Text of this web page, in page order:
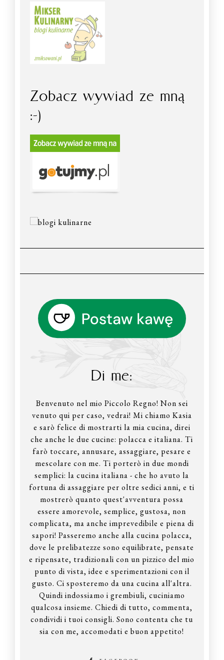
Zobacz wywiad ze mną
:-)
Di me:
Benvenuto nel mio Piccolo Regno! Non sei
venuto qui per caso, vedrai! Mi chiamo Kasia
e sarò felice di mostrarti la mia cucina, direi
che anche le due cucine: polacca e italiana. Ti
farò toccare, annusare, assaggiare, pesare e
mescolare con me. Ti porterò in due mondi
semplici: la cucina italiana - che ho avuto la
fortuna di assaggiare per oltre sedici anni, e ti
mostrerò quanto quest'avventura possa
essere amorevole, semplice, gustosa, non
complicata, ma anche imprevedibile e piena di
sapori! Passeremo anche alla cucina polacca,
dove le prelibatezze sono equilibrate, pensate
e ripensate, tradizionali con un pizzico del mio
punto di vista, idee e sperimentazioni con il
gusto. Ci sposteremo da una cucina all'altra.
Quindi indossiamo i grembiuli, cuciniamo
qualcosa insieme. Chiedi di tutto, commenta,
condividi i tuoi consigli. Sono contenta che tu
sia con me, accomodati e buon appetito!